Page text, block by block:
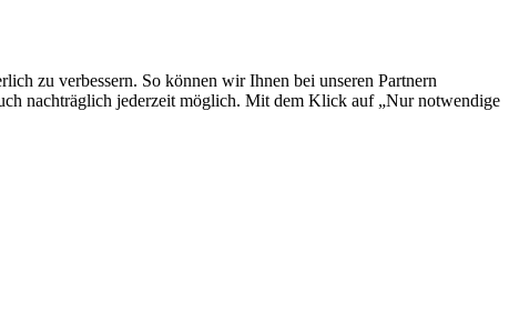
zu verbessern. So können wir Ihnen bei unseren Partnern
nachträglich jederzeit möglich. Mit dem Klick auf „Nur notwendige